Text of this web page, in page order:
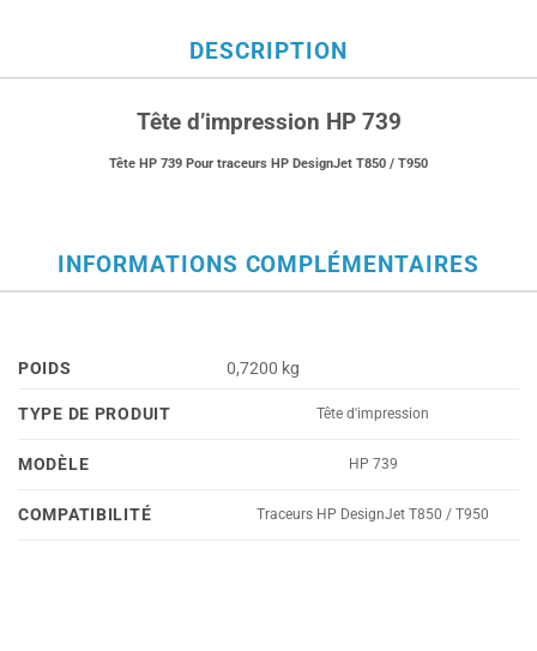
DESCRIPTION
Tête d’impression HP 739
Tête HP 739 Pour traceurs HP DesignJet T850 / T950
INFORMATIONS COMPLÉMENTAIRES
POIDS 0,7200 kg
TYPE DE PRODUIT Tête d'impression
MODÈLE HP 739
COMPATIBILITÉ Traceurs HP DesignJet T850 / T950